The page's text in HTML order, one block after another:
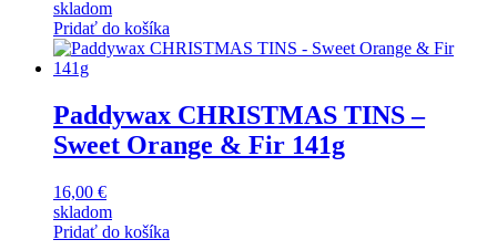
skladom
Pridať do košíka
Paddywax CHRISTMAS TINS –
Sweet Orange & Fir 141g
16,00 €
skladom
Pridať do košíka